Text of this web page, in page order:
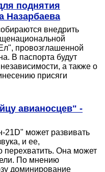
поднятия
Назарбаева
внедрить
провозглашенной
В паспорта будут
а также о
присяги
авианосцев" -
21D" может развивать
и ее,
перехватить. Она может
По мнению
доминирование